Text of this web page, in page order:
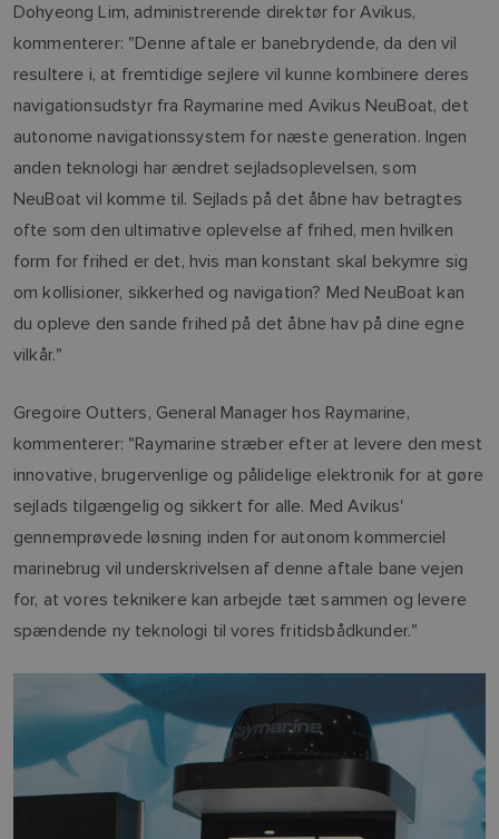
Dohyeong Lim, administrerende direktør for Avikus,
kommenterer: "Denne aftale er banebrydende, da den vil
resultere i, at fremtidige sejlere vil kunne kombinere deres
navigationsudstyr fra Raymarine med Avikus NeuBoat, det
autonome navigationssystem for næste generation. Ingen
anden teknologi har ændret sejladsoplevelsen, som
NeuBoat vil komme til. Sejlads på det åbne hav betragtes
ofte som den ultimative oplevelse af frihed, men hvilken
form for frihed er det, hvis man konstant skal bekymre sig
om kollisioner, sikkerhed og navigation? Med NeuBoat kan
du opleve den sande frihed på det åbne hav på dine egne
vilkår."
Gregoire Outters, General Manager hos Raymarine,
kommenterer: "Raymarine stræber efter at levere den mest
innovative, brugervenlige og pålidelige elektronik for at gøre
sejlads tilgængelig og sikkert for alle. Med Avikus'
gennemprøvede løsning inden for autonom kommerciel
marinebrug vil underskrivelsen af denne aftale bane vejen
for, at vores teknikere kan arbejde tæt sammen og levere
spændende ny teknologi til vores fritidsbådkunder."